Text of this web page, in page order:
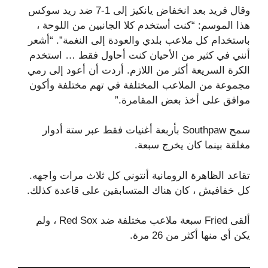
وقال فريد بعد انخفاض يانكيز إلى 1-7 ضد ريد سوكس
هذا الموسم: “كنت أستخدم كلا الجانبين من اللوحة ،
باستخدام كل ملاعب بلدي والعودة إلى النغمة”. “أشعر
أنني في كثير من الأحيان كنت أحاول فقط … استخدم
الكرة السريعة أكثر من اللازم. أردت أن أعود إلى رمي
مجموعة من الملاعب المختلفة في تهم مختلفة وأكون
موافق على أخذ بعض المقامرة.”
سمح Southpaw بأربعة أغنيات فقط عبر ستة أدوار
مغلقة بينما كان يخرج سبعة.
تقاعد الظاهرة الرومانية أنتوني كل ثلاث مرات واجهه.
كل خفافيش ، كان هناك المتسابقين على قاعدة كذلك.
ألقى Fried سبعة ملاعب مختلفة ضد Red Sox ، ولم
يكن أي منها أكثر من 26 مرة.